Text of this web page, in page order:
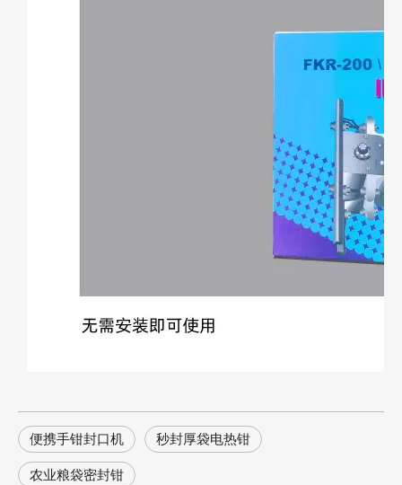
便携手钳封口机
秒封厚袋电热钳
农业粮袋密封钳